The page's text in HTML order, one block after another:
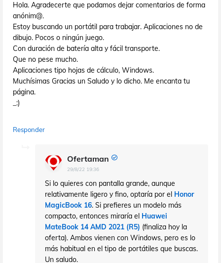
Hola. Agradecerte que podamos dejar comentarios de forma
anónim@.
Estoy buscando un portátil para trabajar. Aplicaciones no de
dibujo. Pocos o ningún juego.
Con duración de batería alta y fácil transporte.
Que no pese mucho.
Aplicaciones tipo hojas de cálculo, Windows.
Muchísimas Gracias un Saludo y lo dicho. Me encanta tu
página.
_:)
Responder
Ofertaman
29/8/22 19:36
Si lo quieres con pantalla grande, aunque
relativamente ligero y fino, optaría por el Honor
MagicBook 16. Si prefieres un modelo más
compacto, entonces miraría el Huawei
MateBook 14 AMD 2021 (R5) (finaliza hoy la
oferta). Ambos vienen con Windows, pero es lo
más habitual en el tipo de portátiles que buscas.
Un saludo.